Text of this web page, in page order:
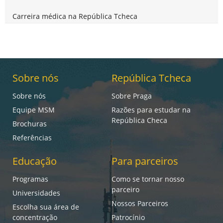
Carreira médica na República Tcheca
Sobre nós
Sobre nós
Equipe MSM
Brochuras
Referências
República Tcheca
Sobre Praga
Razões para estudar na
República Checa
Educação
Programas
Universidades
Escolha sua área de
concentração
Para parceiros
Como se tornar nosso
parceiro
Nossos Parceiros
Patrocínio